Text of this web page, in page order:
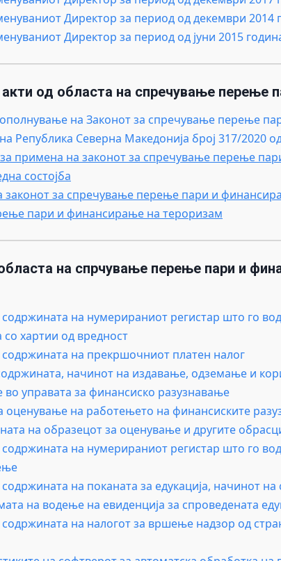
Директор за период од декември 2014
Директор за период од јуни 2015
од областа на спречување перење
на Законот за спречување перење
Република Северна Македонија број 317/2020
за примена на законот за спречување перење
состојба
законот за спречување перење пари и
пари и финансирање на тероризам
на спрчување перење пари и
на нумерираниот регистар што го
со хартии од вредност
на прекршочниот платен налог
начинот на издавање, одземање и
во управата за финансиско разузнавање
оценување на работењето на финансиските
на образецот за оценување и другите
на нумерираниот регистар што го
на поканата за едукација, начинот
на водење на евиденција за спроведената
на налогот за вршење надзор од